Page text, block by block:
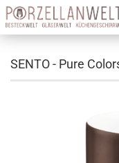
SENTO - Pure